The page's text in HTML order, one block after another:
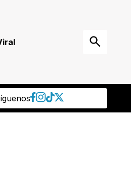
de su cuenta de ahorro ¡y ‘cachan’